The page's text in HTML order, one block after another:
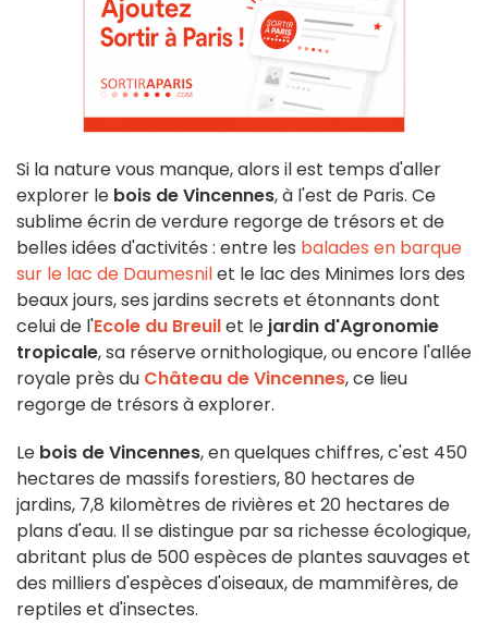
Si la nature vous manque, alors il est temps d'aller
explorer le bois de Vincennes, à l'est de Paris. Ce
sublime écrin de verdure regorge de trésors et de
belles idées d'activités : entre les balades en barque
sur le lac de Daumesnilet le lac des Minimes lors des
beaux jours, ses jardins secrets et étonnants dont
celui de l'Ecole du Breuilet le jardin d'Agronomie
tropicale, sa réserve ornithologique, ou encore l'allée
royale près du Château de Vincennes, ce lieu
regorge de trésors à explorer.
Le bois de Vincennes, en quelques chiffres, c'est 450
hectares de massifs forestiers, 80 hectares de
jardins, 7,8 kilomètres de rivières et 20 hectares de
plans d'eau. Il se distingue par sa richesse écologique,
abritant plus de 500 espèces de plantes sauvages et
des milliers d'espèces d'oiseaux, de mammifères, de
reptiles et d'insectes.